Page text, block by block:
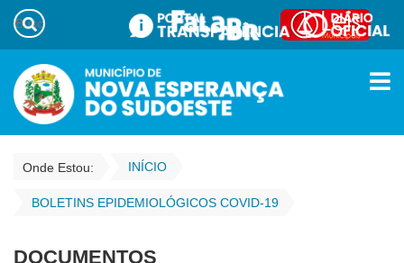
Onde Estou: INÍCIO
BOLETINS EPIDEMIOLÓGICOS COVID-19
DOCUMENTOS